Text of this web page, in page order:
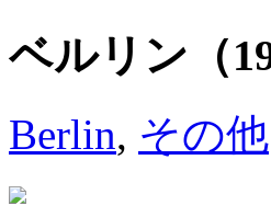
ベルリン（
Berlin, その他